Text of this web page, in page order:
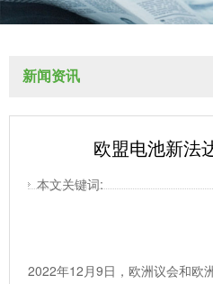
新闻资讯
欧盟电池新法
本文关键词:
2022年12月9日，欧洲议会和欧